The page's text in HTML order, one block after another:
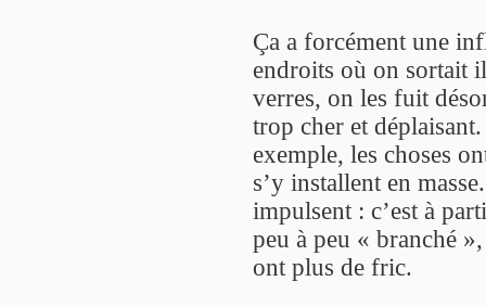
Ça a forcément une
endroits où on sortait
verres, on les fuit
trop cher et
exemple, les choses
s’y installent en
impulsent : c’est à
peu à peu « branché
ont plus de fric.